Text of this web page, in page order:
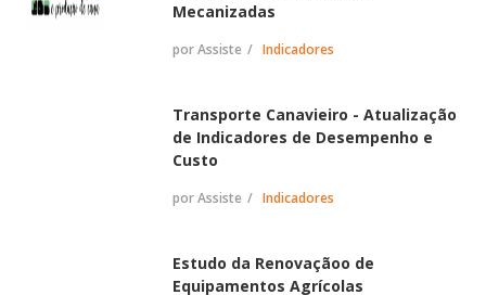
Mecanizadas
por Assiste Indicadores
Transporte Canavieiro - Atualização
de Indicadores de Desempenho e
Custo
por Assiste Indicadores
Estudo da Renovaçãoo de
Equipamentos Agrícolas